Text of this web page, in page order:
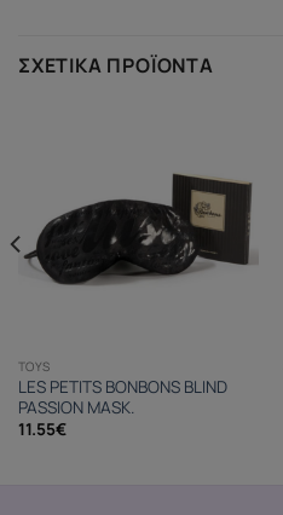
ΣΧΕΤΙΚΆ ΠΡΟΪΌΝΤΑ
TOYS
LES PETITS BONBONS BLIND
PASSION MASK.
11.55€